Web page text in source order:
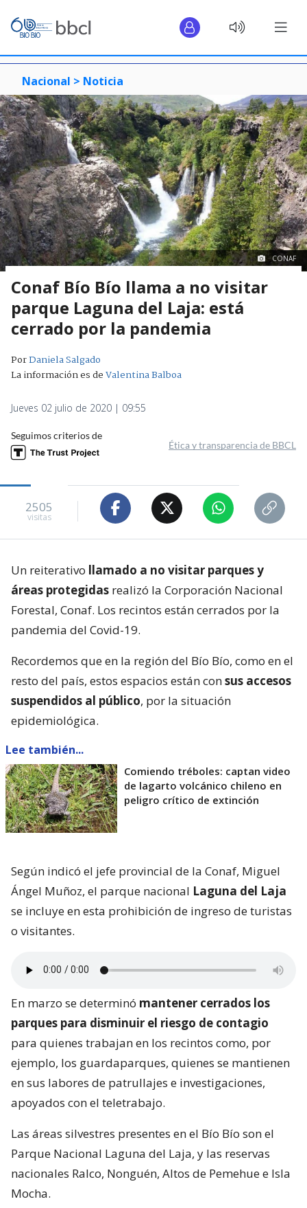
Nacional > Noticia
CONAF
Conaf Bío Bío llama a no visitar
parque Laguna del Laja: está
cerrado por la pandemia
PorDaniela Salgado
La información es deValentina Balboa
Jueves 02 julio de 2020 | 09:55
Seguimos criterios de
Ética y transparencia de BBCL
2505
visitas
Un reiterativo llamado a no visitar parques y
áreas protegidas realizó la Corporación Nacional
Forestal, Conaf. Los recintos están cerrados por la
pandemia del Covid-19.
Recordemos que en la región del Bío Bío, como en el
resto del país, estos espacios están consus accesos
suspendidos al público, por la situación
epidemiológica.
Lee también...
Comiendo tréboles: captan video
de lagarto volcánico chileno en
peligro crítico de extinción
Según indicó el jefe provincial de la Conaf, Miguel
Ángel Muñoz, el parque nacional Laguna del Laja
se incluye en esta prohibición de ingreso de turistas
o visitantes.
En marzo se determinó mantener cerrados los
parques para disminuir el riesgo de contagio
para quienes trabajan en los recintos como, por
ejemplo, los guardaparques, quienes se mantienen
en sus labores de patrullajes e investigaciones,
apoyados con el teletrabajo.
Las áreas silvestres presentes en el Bío Bío son el
Parque Nacional Laguna del Laja, y las reservas
nacionales Ralco, Nonguén, Altos de Pemehue e Isla
Mocha.